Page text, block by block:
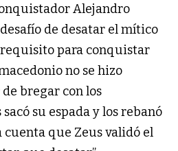
Alejandro
de desatar el mítico
para conquistar
no se hizo
bregar con los
su espada y los rebanó
cuenta que Zeus validó el